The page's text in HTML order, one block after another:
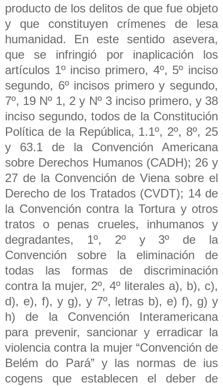
producto de los delitos de que fue objeto
y que constituyen crímenes de lesa
humanidad. En este sentido asevera,
que se infringió por inaplicación los
artículos 1º inciso primero, 4º, 5º inciso
segundo, 6º incisos primero y segundo,
7º, 19 Nº 1, 2 y Nº 3 inciso primero, y 38
inciso segundo, todos de la Constitución
Política de la República, 1.1º, 2º, 8º, 25
y 63.1 de la Convención Americana
sobre Derechos Humanos (CADH); 26 y
27 de la Convención de Viena sobre el
Derecho de los Tratados (CVDT); 14 de
la Convención contra la Tortura y otros
tratos o penas crueles, inhumanos y
degradantes, 1º, 2º y 3º de la
Convención sobre la eliminación de
todas las formas de discriminación
contra la mujer, 2º, 4º literales a), b), c),
d), e), f), y g), y 7º, letras b), e) f), g) y
h) de la Convención Interamericana
para prevenir, sancionar y erradicar la
violencia contra la mujer “Convención de
Belém do Pará” y las normas de ius
cogens que establecen el deber de